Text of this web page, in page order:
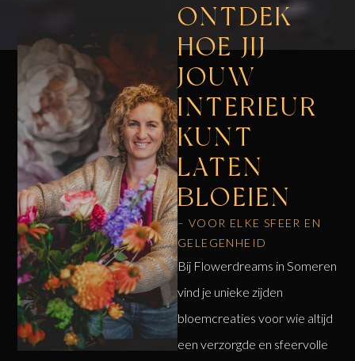
ONTDEK
HOE JIJ
JOUW
INTERIEUR
KUNT
LATEN
BLOEIEN
– VOOR ELKE SFEER EN
GELEGENHEID
Bij Flowerdreams in Someren
vind je unieke zijden
bloemcreaties voor wie altijd
een verzorgde en sfeervolle